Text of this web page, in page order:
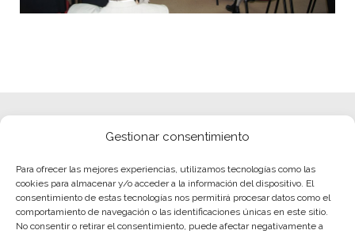
Gestionar consentimiento
Para ofrecer las mejores experiencias, utilizamos tecnologías como las
cookies para almacenar y/o acceder a la información del dispositivo. El
consentimiento de estas tecnologías nos permitirá procesar datos como el
comportamiento de navegación o las identificaciones únicas en este sitio.
No consentir o retirar el consentimiento, puede afectar negativamente a